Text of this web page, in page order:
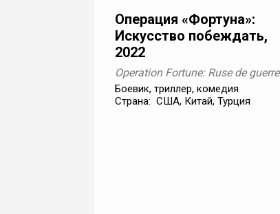
Операция «Фортуна»:
Искусство побеждать,
2022
Operation Fortune: Ruse de guerre
Боевик, триллер, комедия
Страна: США, Китай, Турция